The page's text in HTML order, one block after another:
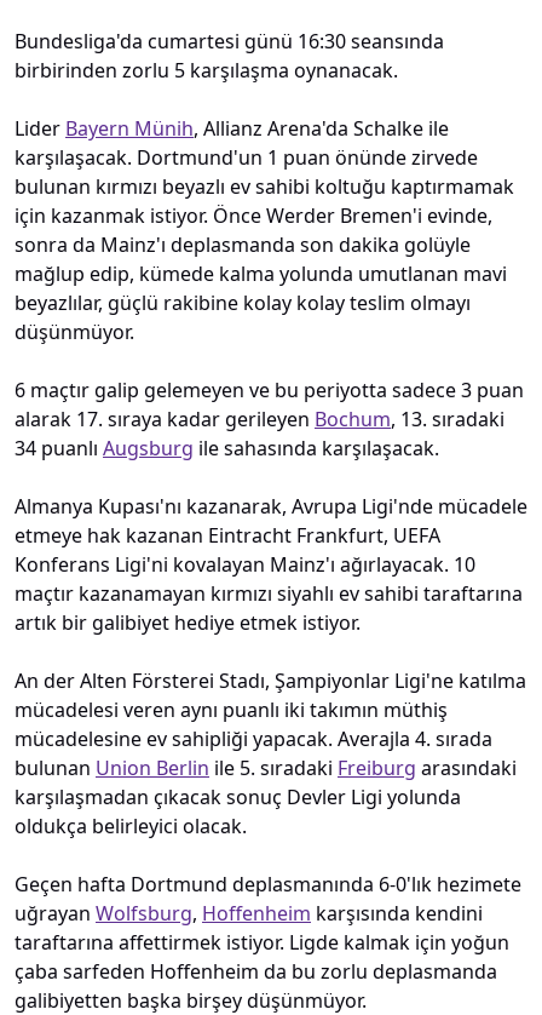
Bundesliga'da cumartesi günü 16:30 seansında
birbirinden zorlu 5 karşılaşma oynanacak.
Lider Bayern Münih, Allianz Arena'da Schalke ile
karşılaşacak. Dortmund'un 1 puan önünde zirvede
bulunan kırmızı beyazlı ev sahibi koltuğu kaptırmamak
için kazanmak istiyor. Önce Werder Bremen'i evinde,
sonra da Mainz'ı deplasmanda son dakika golüyle
mağlup edip, kümede kalma yolunda umutlanan mavi
beyazlılar, güçlü rakibine kolay kolay teslim olmayı
düşünmüyor.
6 maçtır galip gelemeyen ve bu periyotta sadece 3 puan
alarak 17. sıraya kadar gerileyen Bochum, 13. sıradaki
34 puanlı Augsburg ile sahasında karşılaşacak.
Almanya Kupası'nı kazanarak, Avrupa Ligi'nde mücadele
etmeye hak kazanan Eintracht Frankfurt, UEFA
Konferans Ligi'ni kovalayan Mainz'ı ağırlayacak. 10
maçtır kazanamayan kırmızı siyahlı ev sahibi taraftarına
artık bir galibiyet hediye etmek istiyor.
An der Alten Försterei Stadı, Şampiyonlar Ligi'ne katılma
mücadelesi veren aynı puanlı iki takımın müthiş
mücadelesine ev sahipliği yapacak. Averajla 4. sırada
bulunan Union Berlin ile 5. sıradaki Freiburg arasındaki
karşılaşmadan çıkacak sonuç Devler Ligi yolunda
oldukça belirleyici olacak.
Geçen hafta Dortmund deplasmanında 6-0'lık hezimete
uğrayan Wolfsburg, Hoffenheim karşısında kendini
taraftarına affettirmek istiyor. Ligde kalmak için yoğun
çaba sarfeden Hoffenheim da bu zorlu deplasmanda
galibiyetten başka birşey düşünmüyor.